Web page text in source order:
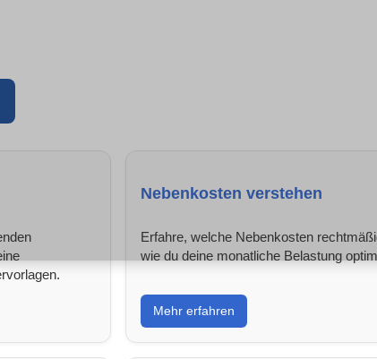
Nebenkosten verstehen
Erfahre, welche Nebenkosten
wie du deine monatliche Belastung
Mehr erfahren